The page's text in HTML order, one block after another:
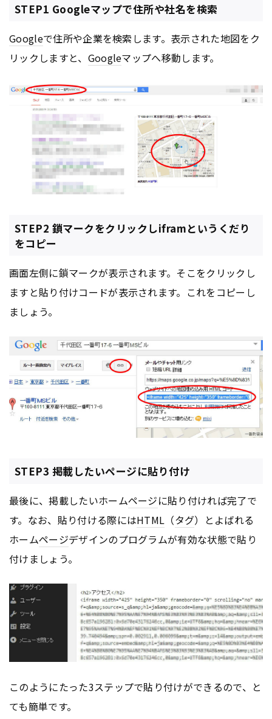
STEP1 Googleマップで住所や社名を検索
Googleで住所や企業を検索します。表示された地図をク
リックしますと、 Googleマップへ移動します。
STEP2 鎖マークをクリックしiframというくだり
をコピー
画面左側に鎖マークが表示されます。そこをクリックし
ますと貼り付けコードが表示されます。これをコピーし
ましょう。
STEP3 掲載したいページに貼り付け
最後に、掲載したいホームページに貼り付ければ完了で
す。なお、貼り付ける際にはHTML （タグ）とよばれる
ホームページデザインのプログラムが有効な状態で貼り
付けましょう。
このようにたった3ステップで貼り付けができるので、と
ても簡単です。